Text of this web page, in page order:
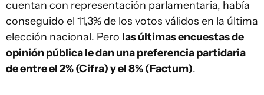
cuentan con representación parlamentaria, había
conseguido el 11,3% de los votos válidos en la última
elección nacional. Pero las últimas encuestas de
opinión pública le dan una preferencia partidaria
de entre el 2% (Cifra) y el 8% (Factum).